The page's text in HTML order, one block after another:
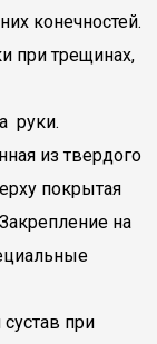
конечностей.
при трещинах,
руки.
из твердого
покрытая
на
при